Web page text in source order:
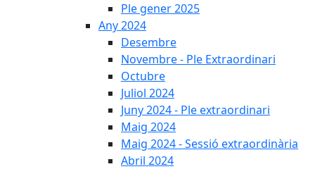
Ple gener 2025
Any 2024
Desembre
Novembre - Ple Extraordinari
Octubre
Juliol 2024
Juny 2024 - Ple extraordinari
Maig 2024
Maig 2024 - Sessió extraordinària
Abril 2024